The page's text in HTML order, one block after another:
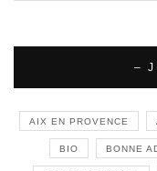
–
AIX EN PROVENCE
BIO BONNE